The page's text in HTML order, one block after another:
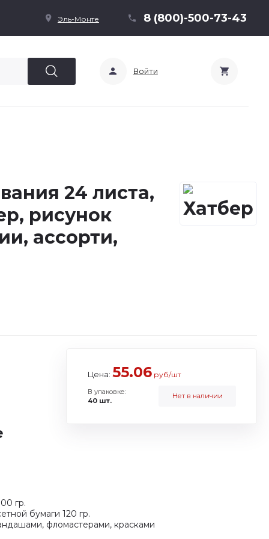
Эль-Монте 8 (800)-500-73-43
Войти
24 листа,
рисунок
ассорти,
Цена: 55.06 руб/шт
В упаковке:
40 шт.
Нет в наличии
гр.
бумаги 120 гр.
фломастерами, красками